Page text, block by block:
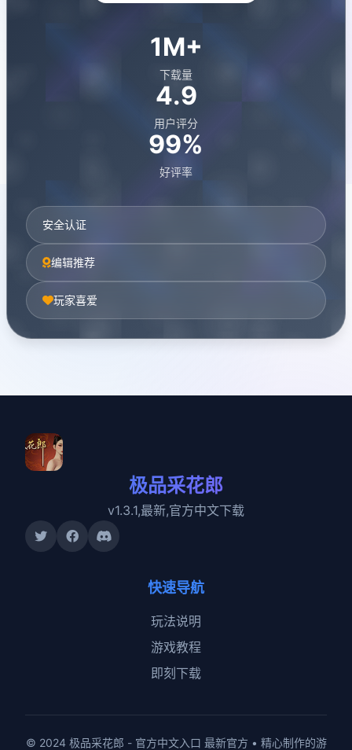
1M+
下载量
4.9
用户评分
99%
好评率
安全认证
编辑推荐
玩家喜爱
极品采花郎
v1.3.1,最新,官方中文下载
快速导航
玩法说明
游戏教程
即刻下载
© 2024 极品采花郎 - 官方中文入口 最新官方 • 精心制作的游